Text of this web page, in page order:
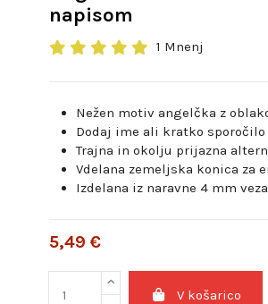
napisom
1 Mnenj
Nežen motiv angelčka z
Dodaj ime ali kratko
Trajna in okolju prijazna
Vdelana zemeljska konica za
Izdelana iz naravne 4 mm
5,49 €
V košarico